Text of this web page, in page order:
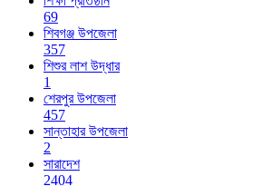
69
শিবগঞ্জ উপজেলা
357
শিশুর লাশ উদ্ধার
1
শেরপুর উপজেলা
457
সান্তাহার উপজেলা
2
সারাদেশ
2404